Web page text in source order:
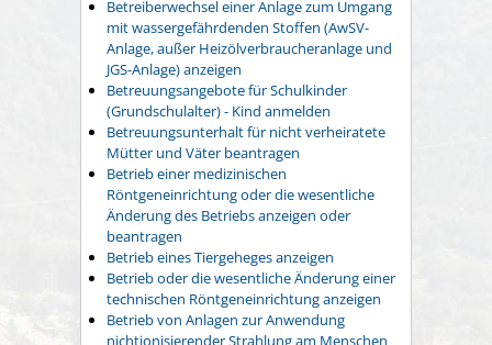
Betreiberwechsel einer Anlage zum Umgang
mit wassergefährdenden Stoffen (AwSV-
Anlage, außer Heizölverbraucheranlage und
JGS-Anlage) anzeigen
Betreuungsangebote für Schulkinder
(Grundschulalter) - Kind anmelden
Betreuungsunterhalt für nicht verheiratete
Mütter und Väter beantragen
Betrieb einer medizinischen
Röntgeneinrichtung oder die wesentliche
Änderung des Betriebs anzeigen oder
beantragen
Betrieb eines Tiergeheges anzeigen
Betrieb oder die wesentliche Änderung einer
technischen Röntgeneinrichtung anzeigen
Betrieb von Anlagen zur Anwendung
nichtionisierender Strahlung am Menschen